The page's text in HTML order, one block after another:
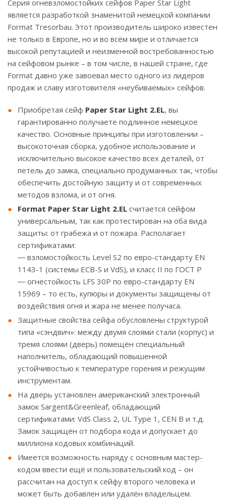
Серия огневзломостойких сейфов Paper Star Light
является разработкой знаменитой немецкой компании
Format Tresorbau. Этот производитель широко известен
не только в Европе, но и во всём мире и отличается
высокой репутацией и неизменной востребованностью
на сейфовом рынке – в том числе, в нашей стране, где
Format давно уже завоевал место одного из лидеров
продаж и славу изготовителя «неубиваемых» сейфов.
Приобретая сейф Paper Star Light 2.EL, вы
гарантированно получаете подлинное немецкое
качество. Основные принципы при изготовлении –
высокоточная сборка, удобное использование и
исключительно высокое качество всех деталей, от
петель до замка, специально продуманных так, чтобы
обеспечить достойную защиту и от современных
методов взлома, и от огня.
Format Paper Star Light 2.EL считается сейфом
универсальным, так как протестирован на оба вида
защиты: от грабежа и от пожара. Располагает
сертификатами:
― взломостойкость Level S2 по евро-стандарту EN
1143-1 (системы ECB-S и VdS), и класс II по ГОСТ Р
― огнестойкость LFS 30P по евро-стандарту EN
15969 – то есть, купюры и документы защищены от
воздействия огня и жара не менее получаса.
Защитные свойства сейфа обусловлены структурой
типа «сэндвич»: между двумя слоями стали (корпус) и
тремя слоями (дверь) помещён специальный
наполнитель, обладающий повышенной
устойчивостью к температуре горения и режущим
инструментам.
На дверь установлен американский электронный
замок Sargent&Greenleaf, обладающий
сертификатами: VdS Class 2, UL Type 1, CEN B и т.д.
Замок защищён от подбора кода и допускает до
миллиона кодовых комбинаций.
Имеется возможность наряду с основным мастер-
кодом ввести ещё и пользовательский код – он
рассчитан на доступ к сейфу второго человека и
может быть добавлен или удалён владельцем.